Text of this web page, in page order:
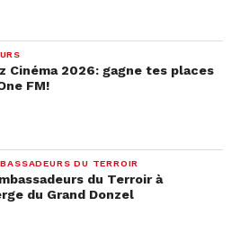
Cinéma 2026: gagne tes places
FM!
DU TERROIR
du Terroir à
du Grand Donzel